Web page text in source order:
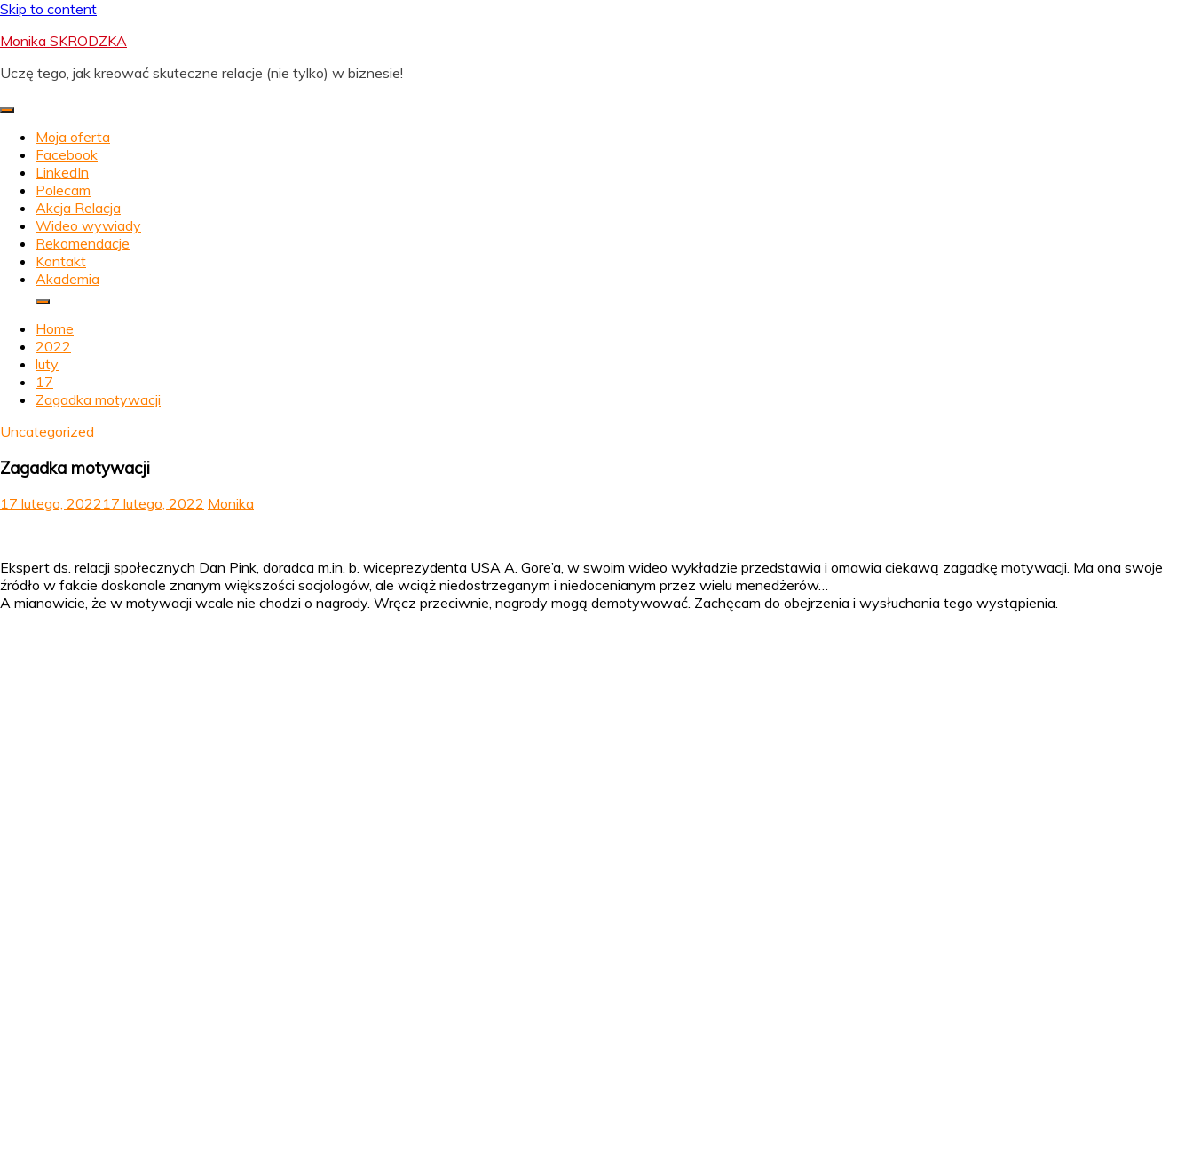
Skip to content
Monika SKRODZKA
Uczę tego, jak kreować skuteczne relacje (nie tylko) w biznesie!
Moja oferta
Facebook
LinkedIn
Polecam
Akcja Relacja
Wideo wywiady
Rekomendacje
Kontakt
Akademia
Home
2022
luty
17
Zagadka motywacji
Uncategorized
Zagadka motywacji
17 lutego, 2022 17 lutego, 2022 Monika
Ekspert ds. relacji społecznych Dan Pink, doradca m.in. b. wiceprezydenta USA A. Gore’a, w swoim wideo wykładzie przedstawia i omawia ciekawą zagadkę motywacji. Ma ona swoje
źródło w fakcie doskonale znanym większości socjologów, ale wciąż niedostrzeganym i niedocenianym przez wielu menedżerów…
A mianowicie, że w motywacji wcale nie chodzi o nagrody. Wręcz przeciwnie, nagrody mogą demotywować. Zachęcam do obejrzenia i wysłuchania tego wystąpienia.